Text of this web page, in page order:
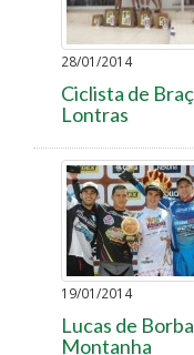
28/01/2014
Ciclista de
Lontras
19/01/2014
Lucas de
Montanha